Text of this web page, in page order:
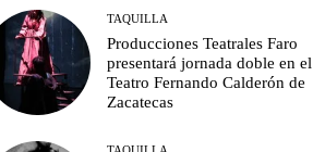
TAQUILLA
Producciones Teatrales Faro
presentará jornada doble en el
Teatro Fernando Calderón de
Zacatecas